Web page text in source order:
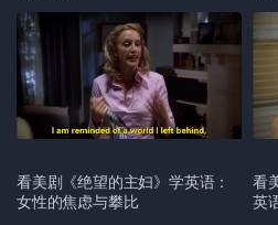
看美剧《绝望的主妇》学英语：
女性的焦虑与攀比
看
英